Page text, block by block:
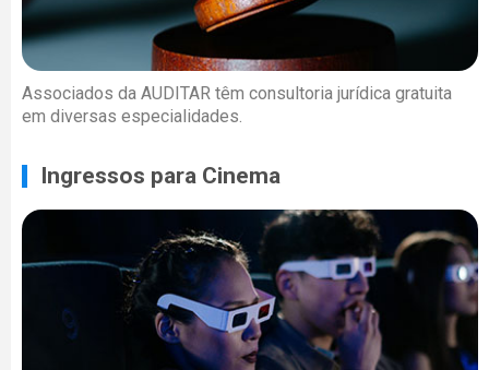
Associados da AUDITAR têm consultoria jurídica gratuita
em diversas especialidades.
Ingressos para Cinema